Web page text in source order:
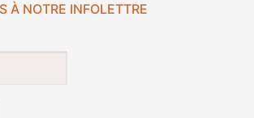
À NOTRE INFOLETTRE